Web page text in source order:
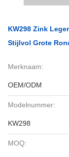
KW298 Zink
Stijlvol Grote
Merknaam:
OEM/ODM
Modelnummer:
KW298
MOQ: